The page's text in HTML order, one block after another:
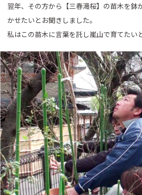
翌年、その方から【三春滝桜】の苗木を鉢
かせたいとお聞きしました。
私はこの苗木に言葉を託し嵐山で育てたい